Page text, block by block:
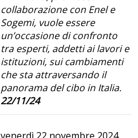
collaborazione con Enel e
Sogemi, vuole essere
un’occasione di confronto
tra esperti, addetti ai lavori e
istituzioni, sui cambiamenti
che sta attraversando il
panorama del cibo in Italia.
22/11/24